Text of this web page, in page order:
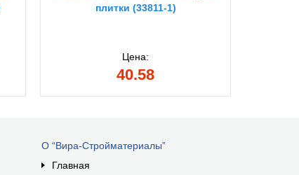
плитки (33811-1)
Цена:
40.58
О “Вира-Стройматериалы”
Главная